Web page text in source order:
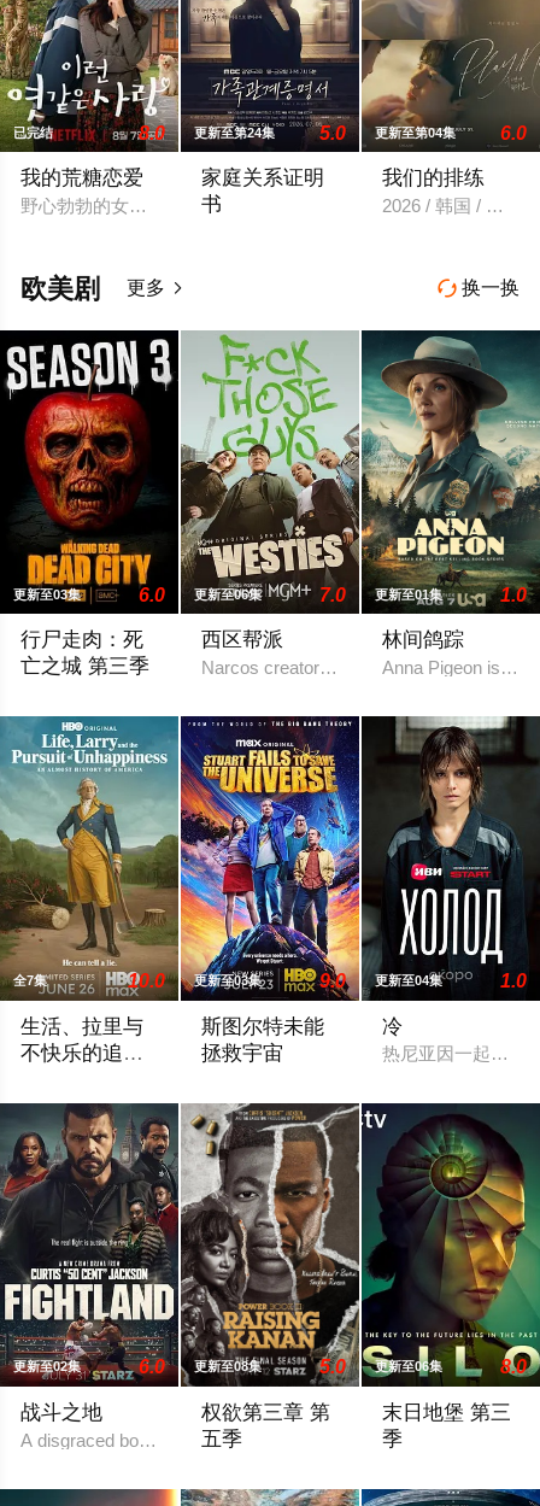
已完结 8.0
我的荒糖恋爱
野心勃勃的女检察官高恩世（贺营 饰）意外失忆，住进拳击教
更新至第24集 5.0
家庭关系证明
书
更新至第04集 6.0
我们的排练
2026 / 韩国 / 梁洪
 换一换
欧美剧 更多 
更新至03集 6.0
行尸走肉：死
亡之城 第三季
更新至06集 7.0
西区帮派
Narcos creator Chris Brancato is
更新至01集 1.0
林间鸽踪
Anna Pigeon is a
全7集 10.0
生活、拉里与
不快乐的追
史
更新至03集 9.0
斯图尔特未能
拯救宇宙
更新至04集 1.0
冷
热尼亚因一起事故
更新至02集 6.0
战斗之地
A disgraced boxing champion is released from pr
更新至08集 5.0
权欲第三章 第
五季
更新至06集 8.0
末日地堡 第三
季